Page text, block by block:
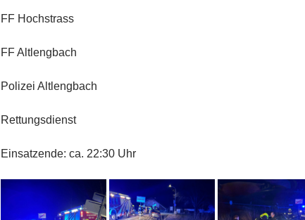
FF Hochstrass
FF Altlengbach
Polizei Altlengbach
Rettungsdienst
Einsatzende: ca. 22:30 Uhr